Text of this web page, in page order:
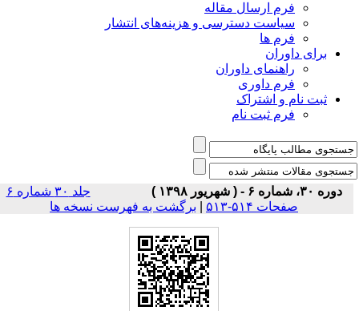
فرم ارسال مقاله
سیاست دسترسی و هزینه‌های انتشار
فرم ها
برای داوران
راهنمای داوران
فرم داوری
ثبت نام و اشتراک
فرم ثبت نام
دوره ۳۰، شماره ۶ - ( شهریور ۱۳۹۸ )
جلد ۳۰ شماره ۶
صفحات ۵۱۴-۵۱۳
| برگشت به فهرست نسخه ها